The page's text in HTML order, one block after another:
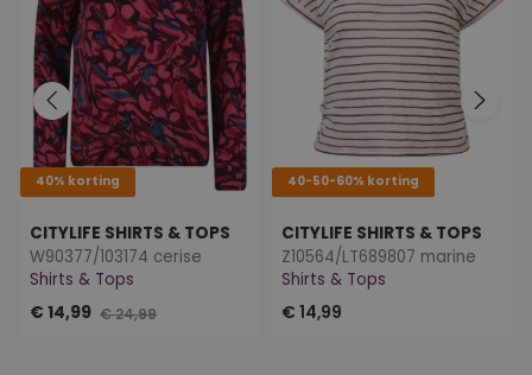
40% korting
CITYLIFE SHIRTS & TOPS
W90377/103174 cerise
Shirts & Tops
€ 14,99 € 24,99
40-50-60% korting
CITYLIFE SHIRTS & TOPS
Z10564/LT689807 marine
Shirts & Tops
€ 14,99